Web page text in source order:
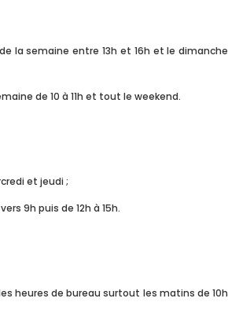
la semaine entre 13h et 16h et le dimanche
de 10 à 11h et tout le weekend.
et jeudi ;
9h puis de 12h à 15h.
heures de bureau surtout les matins de 10h